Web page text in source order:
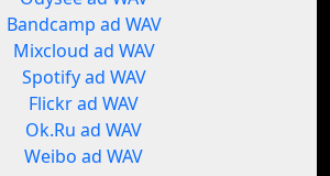
Bandcamp ad WAV
Mixcloud ad WAV
Spotify ad WAV
Flickr ad WAV
Ok.Ru ad WAV
Weibo ad WAV